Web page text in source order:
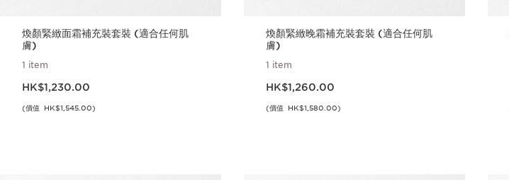
煥顏緊緻面霜補充裝套裝 (適合任何肌
膚)
1 item
HK$1,230.00
(價值 HK$1,545.00)
煥顏緊緻晚霜補充裝套裝 (適合任何肌
膚)
1 item
HK$1,260.00
(價值 HK$1,580.00)